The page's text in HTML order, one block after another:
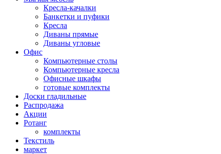
Кресла-качалки
Банкетки и пуфики
Кресла
Диваны прямые
Диваны угловые
Офис
Компьютерные столы
Компьютерные кресла
Офисные шкафы
готовые комплекты
Доски гладильные
Распродажа
Акции
Ротанг
комплекты
Текстиль
маркет